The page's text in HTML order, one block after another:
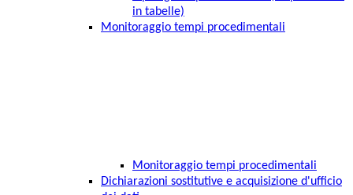
in tabelle)
Monitoraggio tempi procedimentali
Monitoraggio tempi procedimentali
Dichiarazioni sostitutive e acquisizione d'ufficio